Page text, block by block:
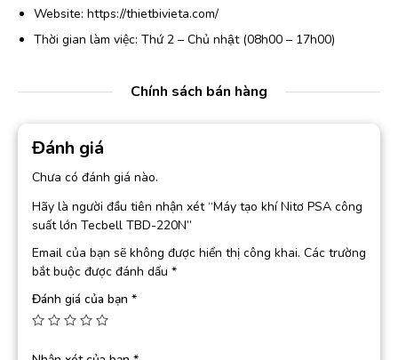
Website: https://thietbivieta.com/
Thời gian làm việc: Thứ 2 – Chủ nhật (08h00 – 17h00)
Chính sách bán hàng
Đánh giá
Chưa có đánh giá nào.
Hãy là người đầu tiên nhận xét “Máy tạo khí Nitơ PSA công
suất lớn Tecbell TBD-220N”
Email của bạn sẽ không được hiển thị công khai. Các trường
bắt buộc được đánh dấu *
Đánh giá của bạn *